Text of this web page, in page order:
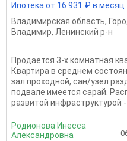
Ипотека от 16 931 ₽ в месяц
Владимирская область,
Владимир, Ленинский р-н
Продается 3-х комнатная
Квартира в среднем
зал проходной, сан/узел
подвале имеется сарай.
развитой инфраструктурой
Родионова Инесса
Александровна